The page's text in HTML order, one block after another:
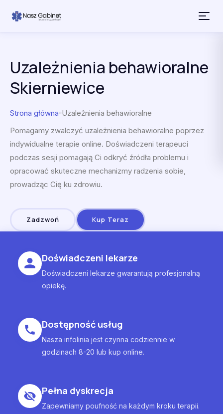
Uzależnienia behawioralne
Skierniewice
Strona główna»Uzależnienia behawioralne
Pomagamy zwalczyć uzależnienia behawioralne poprzez
indywidualne terapie online. Doświadczeni terapeuci
podczas sesji pomagają Ci odkryć źródła problemu i
opracować skuteczne mechanizmy radzenia sobie,
prowadząc Cię ku zdrowiu.
Zadzwoń Kup Teraz
Doświadczeni lekarze
Doświadczeni lekarze gwarantują profesjonalną
opiekę.
Dostępność usług
Nasza infolinia jest czynna codziennie w
godzinach 8-20 lub kup online.
Pełna dyskrecja
Zapewniamy poufność na każdym kroku terapii.